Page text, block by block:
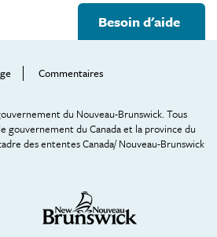
poseurs de bardeaux
Besoin d'aide
Commentaires
du Nouveau-Brunswick. Tous
gouvernement du Canada et la province du
des ententes Canada/ Nouveau-Brunswick